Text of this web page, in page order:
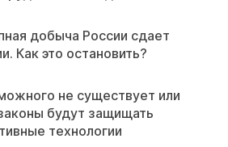
добыча России сдает
Как это остановить?
не существует или
будут защищать
технологии